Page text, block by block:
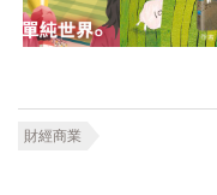
財經商業